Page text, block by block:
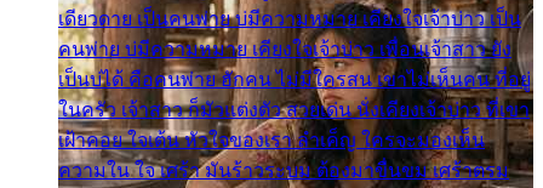
เดียวดาย เป็นคนพ่าย บ่มีความหมาย เคียงใจเจ้าบ่าว เป็น
คนพ่าย บ่มีความหมาย เคียงใจเจ้าบ่าว เพื่อนเจ้าสาว ยัง
เป็นบ่ได้ คือคนพ่าย ฮักคน ไม่มีใครสน เขาไม่เห็นคน ที่อยู่
ในครัว เจ้าสาว ก็มัวแต่งตัว สวยเด่น นั่งเคียงเจ้าบ่าว ที่เขา
เฝ้าคอย ใจเต้น หัวใจของเรา ลำเค็ญ ใครจะมองเห็น
ความใน ใจ เศร้า มันร้าวระบม ต้องมาขื่นขม เศร้าตรม